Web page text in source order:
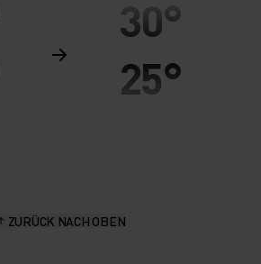
30°
25°
ZURÜCK NACH OBEN